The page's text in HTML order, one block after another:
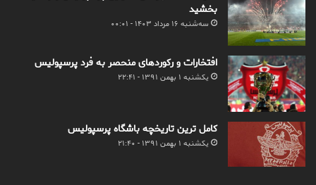
بخشید
سه‌شنبه ۱۶ مرداد ۱۴۰۳ - ۰۰:۰۱
افتخارات و رکوردهای منحصر به فرد پرسپولیس
یکشنبه ۱ بهمن ۱۳۹۱ - ۲۲:۴۱
کامل ترین تاریخچه باشگاه پرسپولیس
یکشنبه ۱ بهمن ۱۳۹۱ - ۲۱:۴۰